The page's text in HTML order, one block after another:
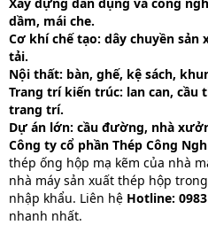
dầm, mái che.
Cơ khí chế tạo: dây chuyền
tải.
Nội thất: bàn, ghế, kệ sách,
Trang trí kiến trúc: lan can, cầu
trang trí.
Dự án lớn: cầu đường, nhà
Công ty cổ phần Thép Công
thép ống hộp mạ kẽm của nhà
nhà máy sản xuất thép hộp
nhập khẩu. Liên hệ Hotline: 0983
nhanh nhất.